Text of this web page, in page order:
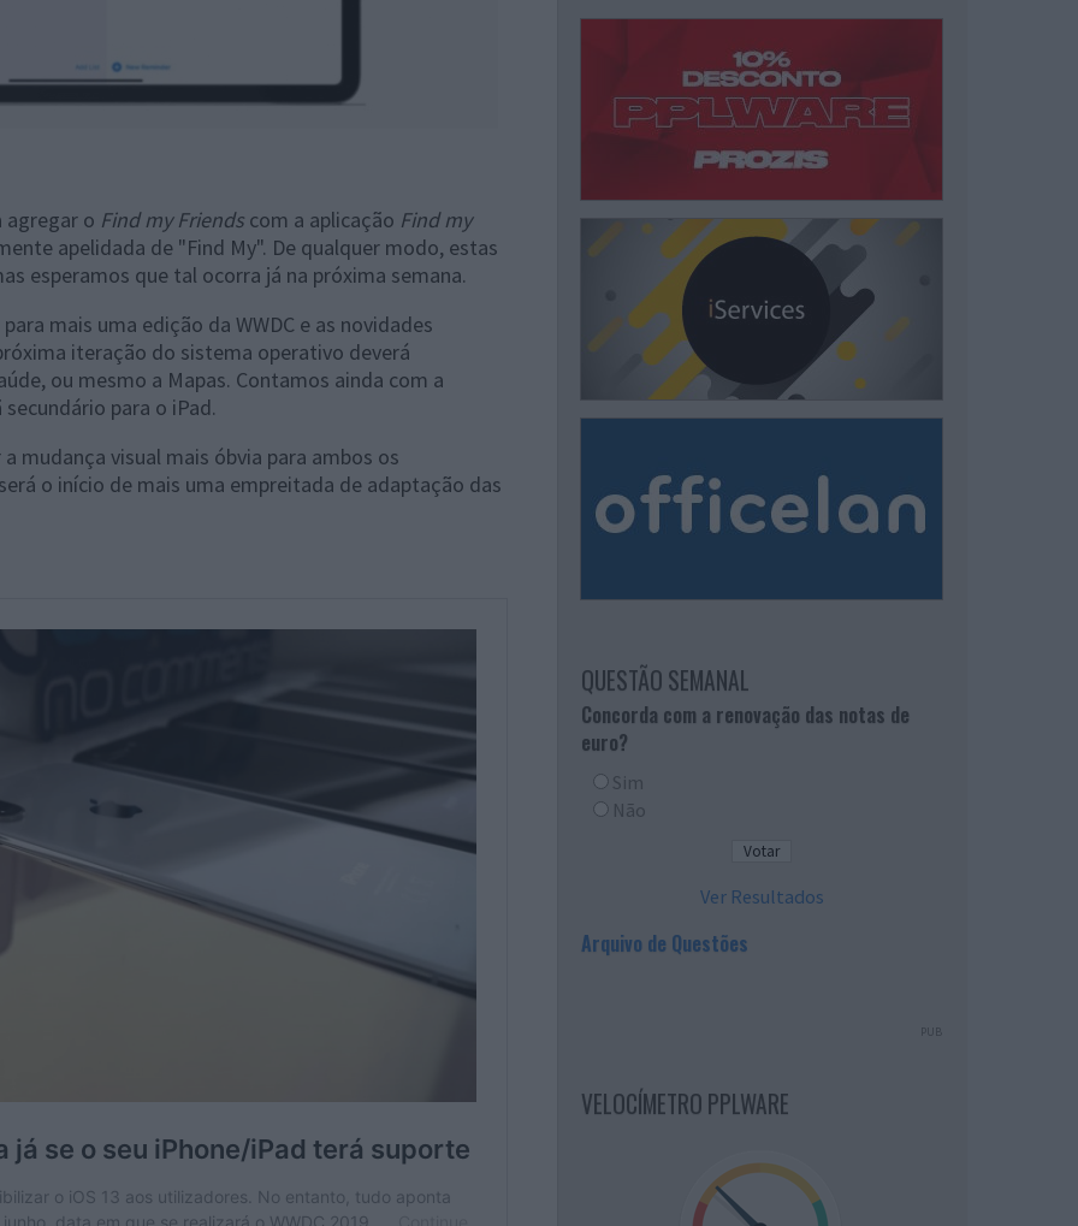
agregar o Find my Friends com a aplicação Find my
apelidada de "Find My". De qualquer modo, estas
esperamos que tal ocorra já na próxima semana.
mais uma edição da WWDC e as novidades
iteração do sistema operativo deverá
ou mesmo a Mapas. Contamos ainda com a
para o iPad.
mudança visual mais óbvia para ambos os
o início de mais uma empreitada de adaptação das
QUESTÃO SEMANAL
Concorda com a renovação das notas de
euro?
Sim
Não
Ver Resultados
Arquivo de Questões
PUB
VELOCÍMETRO PPLWARE